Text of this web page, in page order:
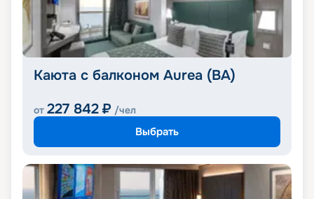
Каюта с балконом Aurea (BA)
от 227 842 ₽ /чел
Выбрать